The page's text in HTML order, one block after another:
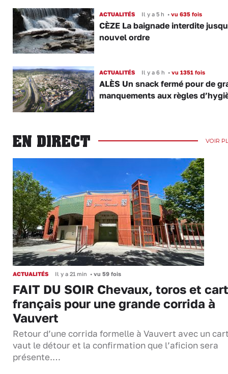
ACTUALITÉS Il y a 5 h •vu 635 fois
CÈZE La baignade interdite
nouvel ordre
ACTUALITÉS Il y a 6 h •vu 1351 fois
ALÈS Un snack fermé pour de
manquements aux règles
EN DIRECT VOIR
ACTUALITÉS Il y a 21 min • vu 59 fois
FAIT DU SOIR Chevaux, toros et
français pour une grande corrida à
Vauvert
Retour d’une corrida formelle à Vauvert avec un
vaut le détour et la confirmation que l’aficion sera
présente.…